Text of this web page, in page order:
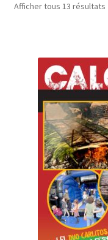
MEMBRES DE FES-TE
SE CONNECTER
Afficher tous 13 résultats